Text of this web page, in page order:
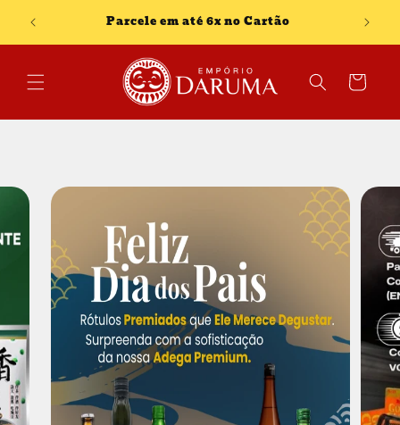
para o
Parcele em até 6x no Cartão
Carrinho